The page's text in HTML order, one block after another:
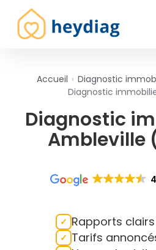
Accueil › Diagnostic
Diagnostic
Diagnostic
Ambleville
Rapports
Tarifs